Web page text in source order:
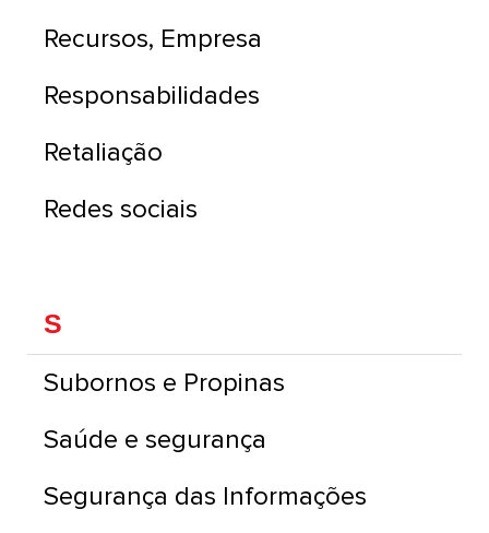
Recursos, Empresa
Responsabilidades
Retaliação
Redes sociais
S
Subornos e Propinas
Saúde e segurança
Segurança das Informações